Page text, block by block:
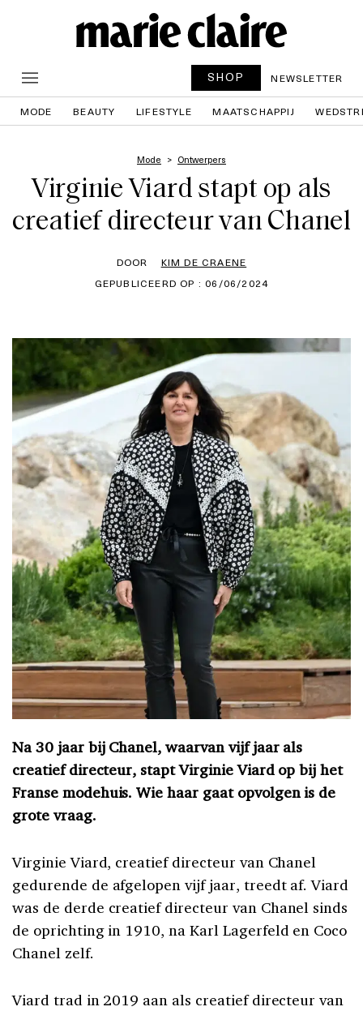
SHOP NEWSLETTER
MODE BEAUTY LIFESTYLE MAATSCHAPPIJ
Mode Ontwerpers
Virginie Viard stapt op als
creatief directeur van Chanel
DOOR
KIM DE CRAENE
GEPUBLICEERD OP : 06/06/2024
Na 30 jaar bij Chanel, waarvan vijf jaar als
creatief directeur, stapt Virginie Viard op bij het
Franse modehuis. Wie haar gaat opvolgen is de
grote vraag.
Virginie Viard, creatief directeur van Chanel
gedurende de afgelopen vijf jaar, treedt af. Viard
was de derde creatief directeur van Chanel sinds
de oprichting in 1910, na Karl Lagerfeld en Coco
Chanel zelf.
Viard trad in 2019 aan als creatief directeur van